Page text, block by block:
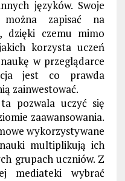
języków. Swoje
zapisać na
dzięki czemu mimo
korzysta uczeń
w przeglądarce
jest co prawda
zainwestować.
pozwala uczyć się
zaawansowania.
wykorzystywane
multiplikują ich
grupach uczniów. Z
mediateki wybrać